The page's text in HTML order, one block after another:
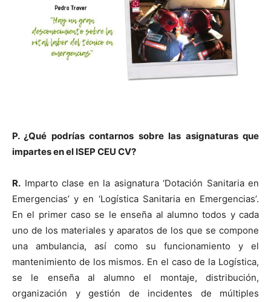
P. ¿Qué podrías contarnos sobre las asignaturas que
impartes en el ISEP CEU CV?
R. Imparto clase en la asignatura ‘Dotación Sanitaria en
Emergencias’ y en ‘Logística Sanitaria en Emergencias’.
En el primer caso se le enseña al alumno todos y cada
uno de los materiales y aparatos de los que se compone
una ambulancia, así como su funcionamiento y el
mantenimiento de los mismos. En el caso de la Logística,
se le enseña al alumno el montaje, distribución,
organización y gestión de incidentes de múltiples